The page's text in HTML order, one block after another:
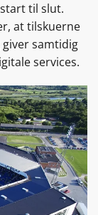
til slut.
at tilskuerne
samtidig
services.